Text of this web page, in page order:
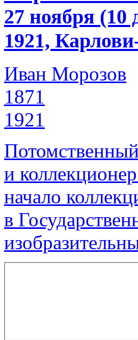
27 ноября
1921,
Иван Морозов
1871
1921
и
начало
в